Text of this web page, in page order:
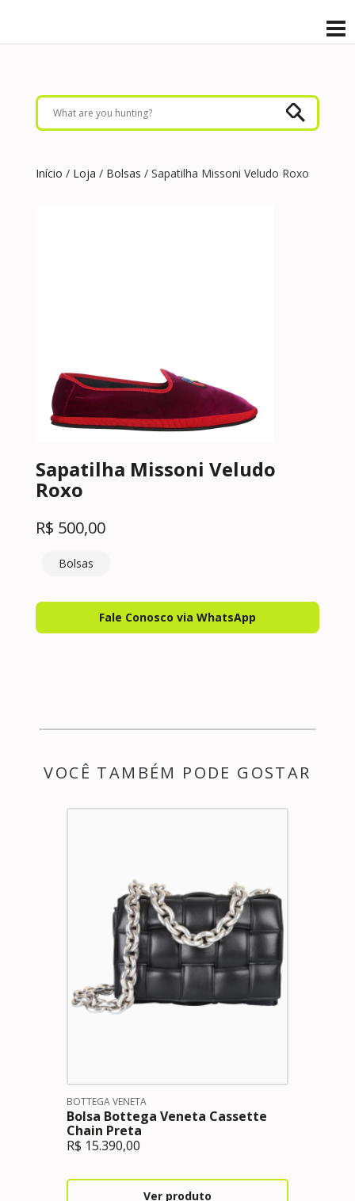
Início / Loja / Bolsas / Sapatilha Missoni Veludo Roxo
Sapatilha Missoni Veludo
Roxo
R$ 500,00
Bolsas
Fale Conosco via WhatsApp
VOCÊ TAMBÉM PODE GOSTAR
BOTTEGA VENETA
Bolsa Bottega Veneta Cassette
Chain Preta
R$ 15.390,00
Ver produto